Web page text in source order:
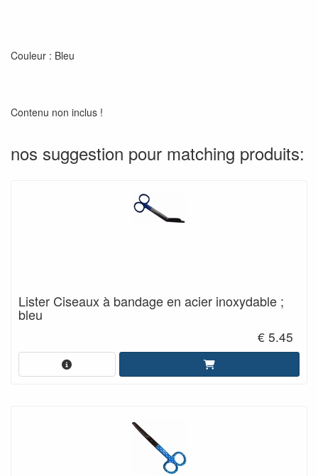
Couleur : Bleu
Contenu non inclus !
nos suggestion pour matching produits:
Lister Ciseaux à bandage en acier inoxydable ;
bleu
€ 5.45